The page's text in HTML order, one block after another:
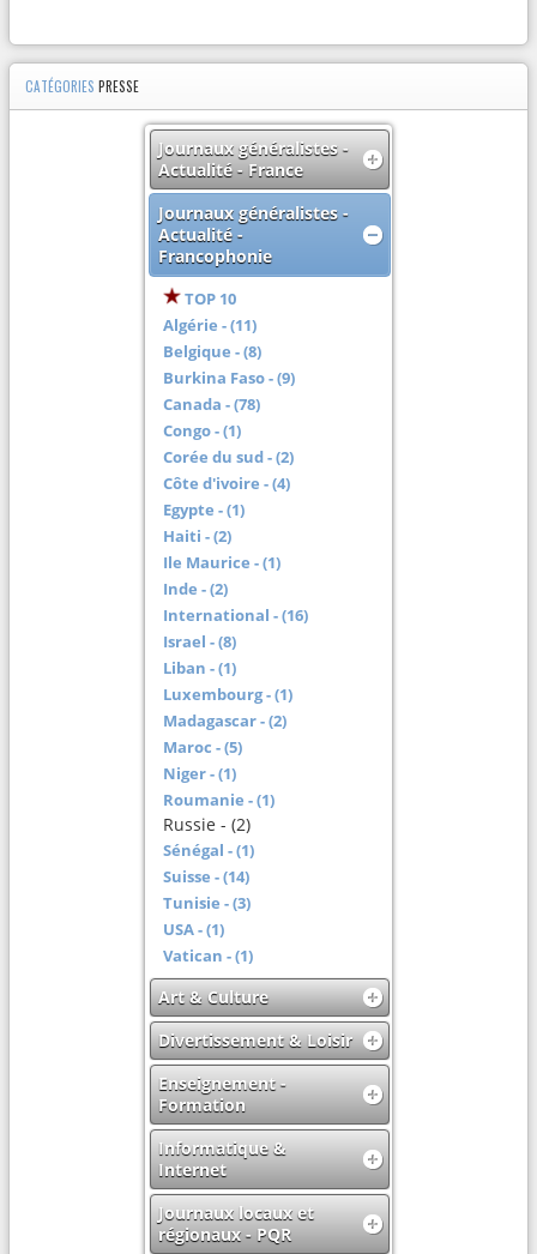
CATÉGORIES PRESSE
Journaux généralistes -
Actualité - France
Journaux généralistes -
Actualité -
Francophonie
TOP 10
Algérie - (11)
Belgique - (8)
Burkina Faso - (9)
Canada - (78)
Congo - (1)
Corée du sud - (2)
Côte d'ivoire - (4)
Egypte - (1)
Haiti - (2)
Ile Maurice - (1)
Inde - (2)
International - (16)
Israel - (8)
Liban - (1)
Luxembourg - (1)
Madagascar - (2)
Maroc - (5)
Niger - (1)
Roumanie - (1)
Russie - (2)
Sénégal - (1)
Suisse - (14)
Tunisie - (3)
USA - (1)
Vatican - (1)
Art & Culture
Divertissement & Loisir
Enseignement -
Formation
Informatique &
Internet
Journaux locaux et
régionaux - PQR